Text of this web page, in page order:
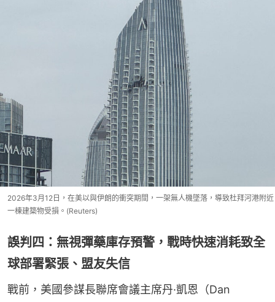
2026年3月12日，在美以與伊朗的衝突期間，一架無人機墜落，導致杜拜河港附近
一棟建築物受損。(Reuters)
誤判四：無視彈藥庫存預警，戰時快速消耗致全
球部署緊張、盟友失信
戰前，美國參謀長聯席會議主席丹·凱恩（Dan